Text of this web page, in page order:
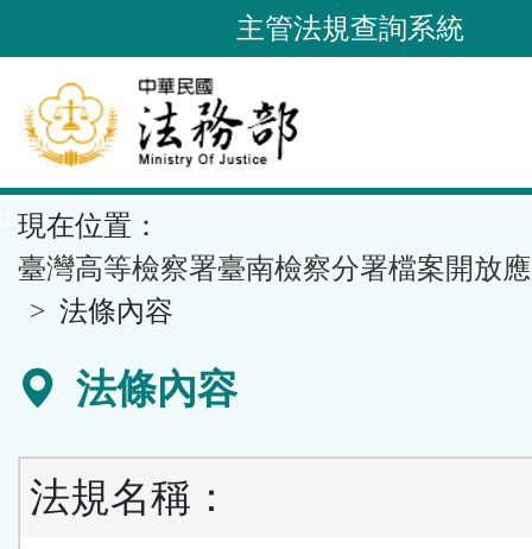
到
要
內
容
區
塊
主管法規查詢系統
現在位置：
臺灣高等檢察署臺南檢察分署檔案開放
法條內容
法條內容
法規名稱：